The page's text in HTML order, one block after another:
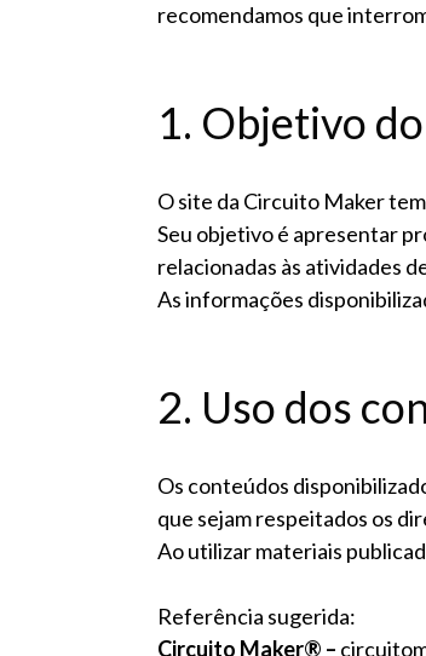
recomendamos que
1. Objetivo
O site da Circuito Maker
Seu objetivo é apresentar
relacionadas às atividades
As informações
2. Uso dos
Os conteúdos
que sejam respeitados os
Ao utilizar materiais
Referência sugerida:
Circuito Maker® –